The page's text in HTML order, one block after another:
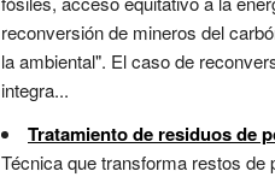
reconversión de mineros del
la ambiental". El caso de
integra...
Tratamiento de residuos de
Técnica que transforma restos de